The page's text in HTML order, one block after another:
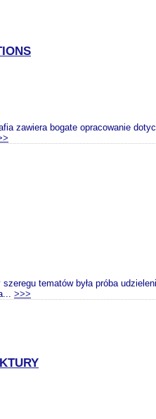
zawiera bogate opracowanie
tematów była próba
>>>